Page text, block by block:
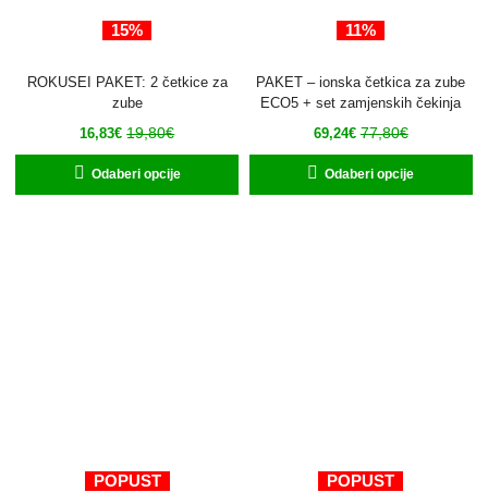
15%
ROKUSEI PAKET: 2 četkice za
zube
16,83€ 19,80€
Odaberi opcije
11%
PAKET – ionska četkica za zube
ECO5 + set zamjenskih čekinja
69,24€ 77,80€
Odaberi opcije
POPUST POPUST